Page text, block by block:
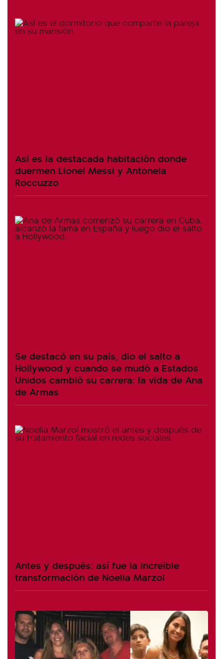
Así es la destacada habitación donde
duermen Lionel Messi y Antonela
Roccuzzo
Se destacó en su país, dio el salto a
Hollywood y cuando se mudó a Estados
Unidos cambió su carrera: la vida de Ana
de Armas
Antes y después: así fue la increíble
transformación de Noelia Marzol